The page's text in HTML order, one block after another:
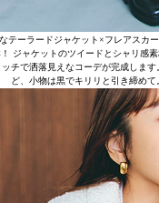
テーラードジャケット×フレアスカ
ジャケットのツイードとシャリ感
チで洒落見えなコーデが完成しま
ど、小物は黒でキリリと引き締めて